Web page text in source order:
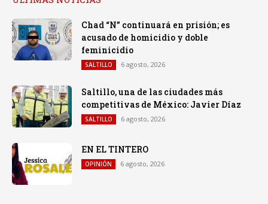
Chad “N” continuará en prisión; es
acusado de homicidio y doble
feminicidio
SALTILLO 6 agosto, 2026
Saltillo, una de las ciudades más
competitivas de México: Javier Díaz
SALTILLO 6 agosto, 2026
EN EL TINTERO
OPINIÓN 6 agosto, 2026